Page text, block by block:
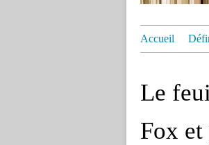
Accueil
Le
Fox